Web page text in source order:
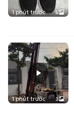
1 phút trước 5
1 phút trước 3